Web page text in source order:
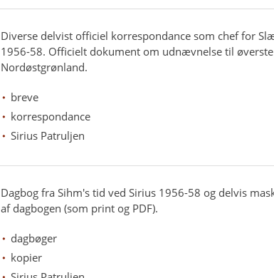
Diverse delvist officiel korrespondance som chef for
1956-58. Officielt dokument om udnævnelse til
Nordøstgrønland.
breve
korrespondance
Sirius Patruljen
Dagbog fra Sihm's tid ved Sirius 1956-58 og delvis
af dagbogen (som print og PDF).
dagbøger
kopier